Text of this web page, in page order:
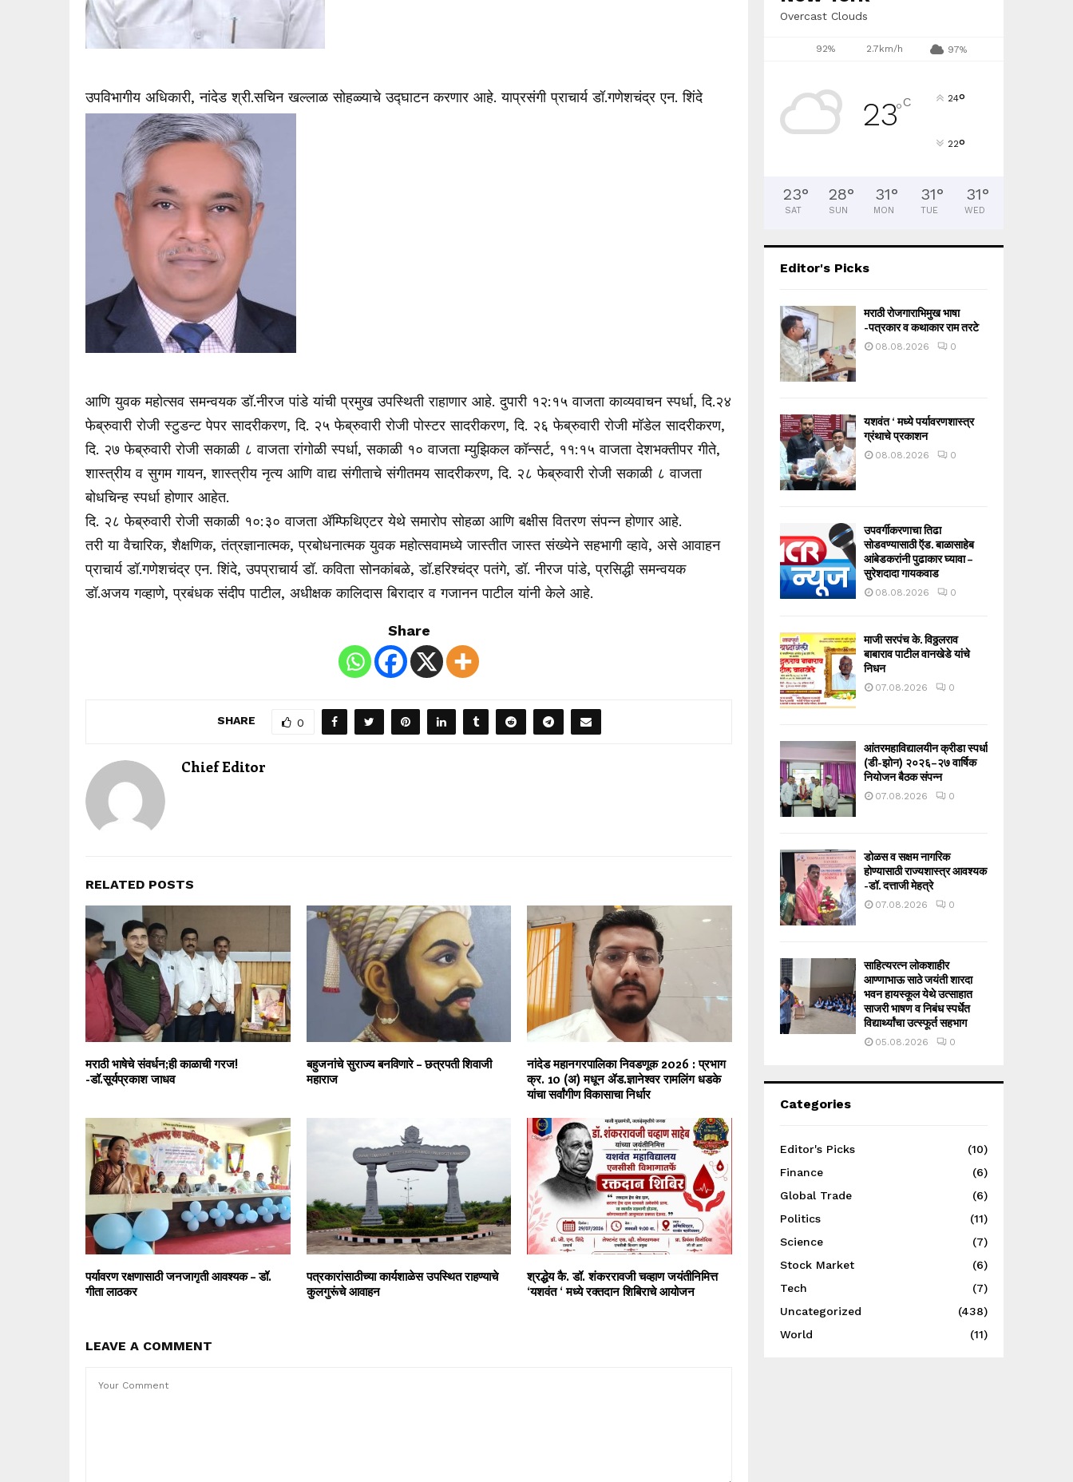
उपविभागीय अधिकारी, नांदेड श्री.सचिन खल्लाळ सोहळ्याचे उद्घाटन करणार आहे. याप्रसंगी प्राचार्य डॉ.गणेशचंद्र एन. शिंदे
आणि युवक महोत्सव समन्वयक डॉ.नीरज पांडे यांची प्रमुख उपस्थिती राहाणार आहे. दुपारी १२:१५ वाजता काव्यवाचन स्पर्धा, दि.२४
फेब्रुवारी रोजी स्टुडन्ट पेपर सादरीकरण, दि. २५ फेब्रुवारी रोजी पोस्टर सादरीकरण, दि. २६ फेब्रुवारी रोजी मॉडेल सादरीकरण,
दि. २७ फेब्रुवारी रोजी सकाळी ८ वाजता रांगोळी स्पर्धा, सकाळी १० वाजता म्युझिकल कॉन्सर्ट, ११:१५ वाजता देशभक्तीपर गीते,
शास्त्रीय व सुगम गायन, शास्त्रीय नृत्य आणि वाद्य संगीताचे संगीतमय सादरीकरण, दि. २८ फेब्रुवारी रोजी सकाळी ८ वाजता
बोधचिन्ह स्पर्धा होणार आहेत.
दि. २८ फेब्रुवारी रोजी सकाळी १०:३० वाजता ॲम्फिथिएटर येथे समारोप सोहळा आणि बक्षीस वितरण संपन्न होणार आहे.
तरी या वैचारिक, शैक्षणिक, तंत्रज्ञानात्मक, प्रबोधनात्मक युवक महोत्सवामध्ये जास्तीत जास्त संख्येने सहभागी व्हावे, असे आवाहन
प्राचार्य डॉ.गणेशचंद्र एन. शिंदे, उपप्राचार्य डॉ. कविता सोनकांबळे, डॉ.हरिश्चंद्र पतंगे, डॉ. नीरज पांडे, प्रसिद्धी समन्वयक
डॉ.अजय गव्हाणे, प्रबंधक संदीप पाटील, अधीक्षक कालिदास बिरादार व गजानन पाटील यांनी केले आहे.
Share
SHARE 0
Chief Editor
RELATED POSTS
मराठी भाषेचे संवर्धन;ही काळाची गरज!
-डॉ.सूर्यप्रकाश जाधव
बहुजनांचे सुराज्य बनविणारे – छत्रपती शिवाजी
महाराज
नांदेड महानगरपालिका निवडणूक 2026 : प्रभाग
क्र. 10 (अ) मधून ॲड.ज्ञानेश्वर रामलिंग धडके
यांचा सर्वांगीण विकासाचा निर्धार
पर्यावरण रक्षणासाठी जनजागृती आवश्यक – डॉ.
गीता लाठकर
पत्रकारांसाठीच्या कार्यशाळेस उपस्थित राहण्याचे
कुलगुरूंचे आवाहन
श्रद्धेय कै. डॉ. शंकररावजी चव्हाण जयंतीनिमित्त
‘यशवंत ‘ मध्ये रक्तदान शिबिराचे आयोजन
LEAVE A COMMENT
Overcast Clouds
92% 2.7km/h 97%
23°C 24°
22°
23°
SAT
28°
SUN
31°
MON
31°
TUE
31°
WED
Editor's Picks
मराठी रोजगाराभिमुख भाषा
-पत्रकार व कथाकार राम तरटे
08.08.2026 0
यशवंत ‘ मध्ये पर्यावरणशास्त्र
ग्रंथाचे प्रकाशन
08.08.2026 0
उपवर्गीकरणाचा तिढा
सोडवण्यासाठी ऍड. बाळासाहेब
आंबेडकरांनी पुढाकार घ्यावा –
सुरेशदादा गायकवाड
08.08.2026 0
माजी सरपंच के. विठ्ठलराव
बाबाराव पाटील वानखेडे यांचे
निधन
07.08.2026 0
आंतरमहाविद्यालयीन क्रीडा स्पर्धा
(डी-झोन) २०२६–२७ वार्षिक
नियोजन बैठक संपन्न
07.08.2026 0
डोळस व सक्षम नागरिक
होण्यासाठी राज्यशास्त्र आवश्यक
-डॉ. दत्ताजी मेहत्रे
07.08.2026 0
साहित्यरत्न लोकशाहीर
आण्णाभाऊ साठे जयंती शारदा
भवन हायस्कूल येथे उत्साहात
साजरी भाषण व निबंध स्पर्धेत
विद्यार्थ्यांचा उत्स्फूर्त सहभाग
05.08.2026 0
Categories
Editor's Picks
(10)
Finance
(6)
Global Trade
(6)
Politics
(11)
Science
(7)
Stock Market
(6)
Tech
(7)
Uncategorized
(438)
World
(11)